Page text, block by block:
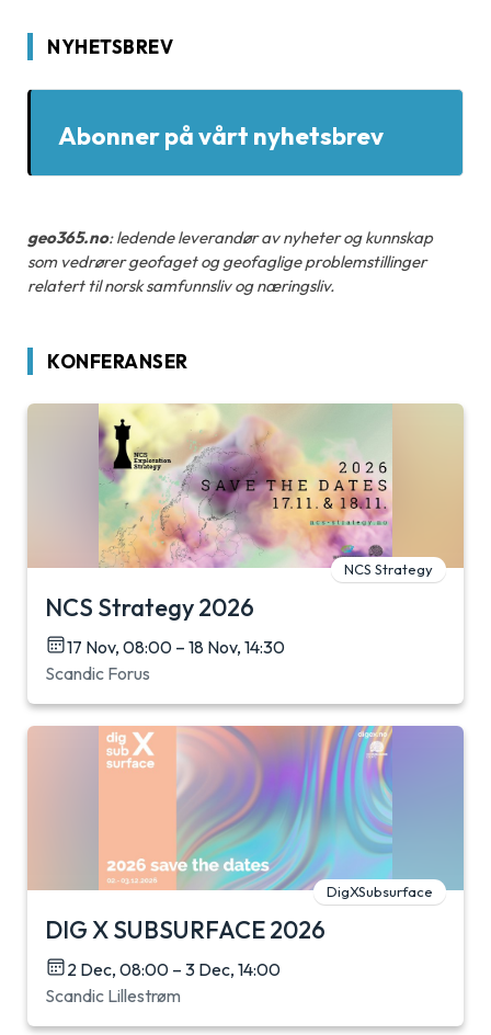
NYHETSBREV
Abonner på vårt nyhetsbrev
geo365.no: ledende leverandør av nyheter og kunnskap
som vedrører geofaget og geofaglige problemstillinger
relatert til norsk samfunnsliv og næringsliv.
KONFERANSER
NCS Strategy
NCS Strategy 2026
17 Nov, 08:00 – 18 Nov, 14:30
Scandic Forus
DigXSubsurface
DIG X SUBSURFACE 2026
2 Dec, 08:00 – 3 Dec, 14:00
Scandic Lillestrøm